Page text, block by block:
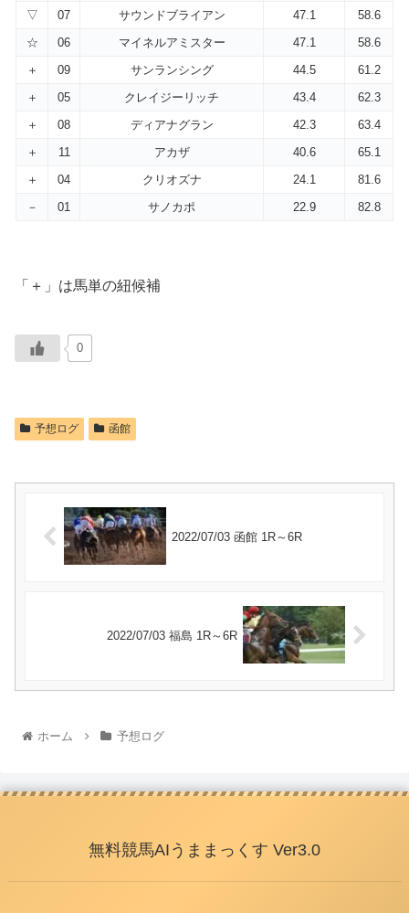
▽
07 サウンドブライアン 47.1
58.6
☆
06 マイネルアミスター 47.1
58.6
＋
09 サンランシング 44.5
61.2
＋
05 クレイジーリッチ 43.4
62.3
＋
08 ディアナグラン 42.3
63.4
＋
11 アカザ 40.6
65.1
＋
04 クリオズナ 24.1
81.6
－
01 サノカポ 22.9 82.8
「＋」は馬単の紐候補
0
予想ログ 函館
2022/07/03 函館 1R～6R
2022/07/03 福島 1R～6R
ホーム 予想ログ
無料競馬AIうままっくす Ver3.0